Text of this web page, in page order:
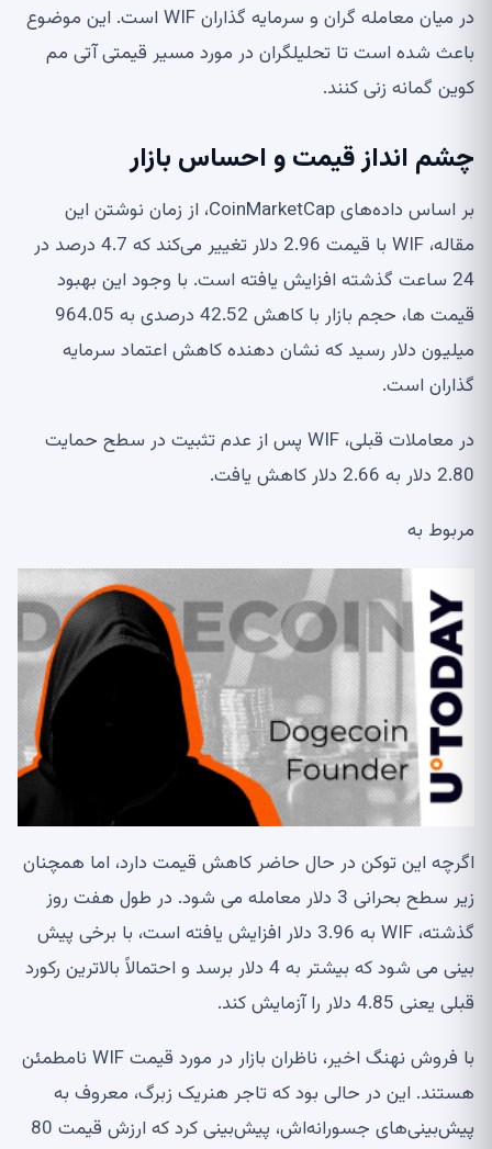
در میان معامله گران و سرمایه گذاران WIF است. این موضوع
باعث شده است تا تحلیلگران در مورد مسیر قیمتی آتی مم
کوین گمانه زنی کنند.
چشم انداز قیمت و احساس بازار
بر اساس داده‌های CoinMarketCap، از زمان نوشتن این
مقاله، WIF با قیمت 2.96 دلار تغییر می‌کند که 4.7 درصد در
24 ساعت گذشته افزایش یافته است. با وجود این بهبود
قیمت ها، حجم بازار با کاهش 42.52 درصدی به 964.05
میلیون دلار رسید که نشان دهنده کاهش اعتماد سرمایه
گذاران است.
در معاملات قبلی، WIF پس از عدم تثبیت در سطح حمایت
2.80 دلار به 2.66 دلار کاهش یافت.
مربوط به
اگرچه این توکن در حال حاضر کاهش قیمت دارد، اما همچنان
زیر سطح بحرانی 3 دلار معامله می شود. در طول هفت روز
گذشته، WIF به 3.96 دلار افزایش یافته است، با برخی پیش
بینی می شود که بیشتر به 4 دلار برسد و احتمالاً بالاترین رکورد
قبلی یعنی 4.85 دلار را آزمایش کند.
با فروش نهنگ اخیر، ناظران بازار در مورد قیمت WIF نامطمئن
هستند. این در حالی بود که تاجر هنریک زبرگ، معروف به
پیش‌بینی‌های جسورانه‌اش، پیش‌بینی کرد که ارزش قیمت 80